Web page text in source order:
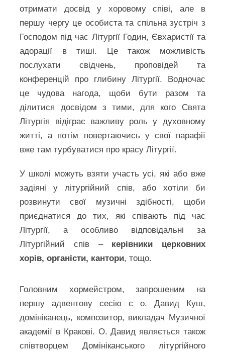
отримати досвід у хоровому співі, але в
першу чергу це особиста та спільна зустріч з
Господом під час Літургії Годин, Євхаристії та
адорації в тиші. Це також можливість
послухати свідчень, проповідей та
конференцій про глибину Літургії. Водночас
це чудова нагода, щоби бути разом та
ділитися досвідом з тими, для кого Свята
Літургія відіграє важливу роль у духовному
житті, а потім повертаючись у свої парафії
вже там турбуватися про красу Літургії.
У школі можуть взяти участь усі, які або вже
задіяні у літургійний спів, або хотіли би
розвинути свої музичні здібності, щоби
приєднатися до тих, які співають під час
Літургії, а особливо відповідальні за
Літургійний спів – керівники церковних
хорів, органісти, кантори, тощо.
Головним хормейстром, запрошеним на
першу адвентову сесію є о. Давид Куш,
домініканець, композитор, викладач Музичної
академії в Кракові. О. Давид являється також
співтворцем Домініканського літургійного